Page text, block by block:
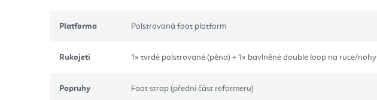
Platforma Polstrovaná foot platform
Rukojeti 1× tvrdé polstrované (pěna) + 1× bavlněné double loop na ruce/nohy
Popruhy Foot strap (přední část reformeru)